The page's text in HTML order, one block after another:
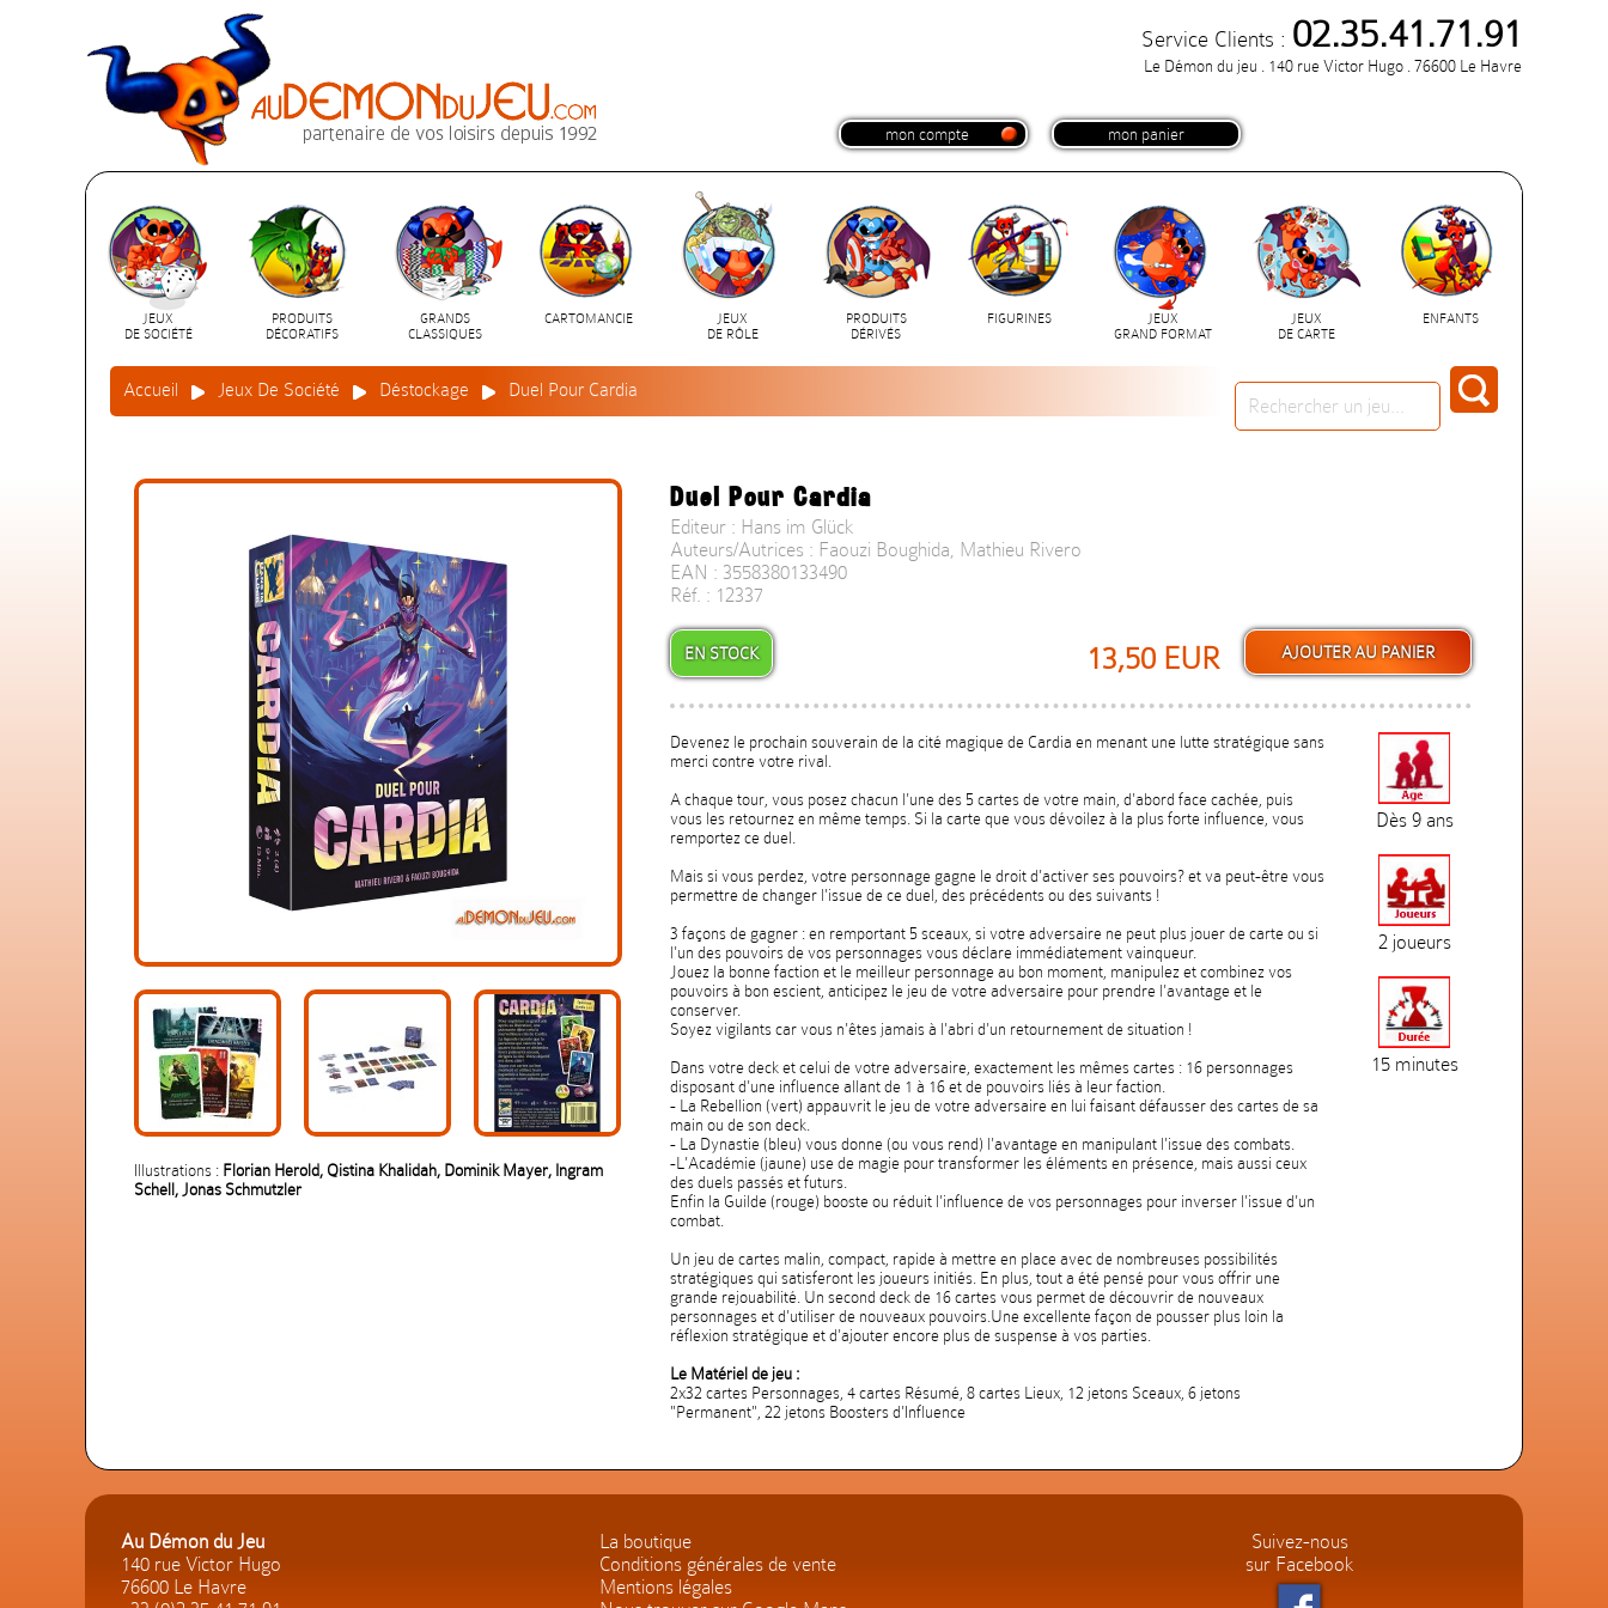
Service Clients : 02.35.41.71.91
Le Démon du jeu . 140 rue Victor Hugo . 76600 Le Havre
mon compte mon panier
JEUX
DE SOCIÉTÉ
PRODUITS
DÉCORATIFS
GRANDS
CLASSIQUES
CARTOMANCIE
JEUX
DE RÔLE
PRODUITS
DÉRIVÉS
FIGURINES
JEUX
GRAND FORMAT
JEUX
DE CARTE
ENFANTS
Accueil Jeux De Société Déstockage Duel Pour Cardia
Illustrations : Florian Herold, Qistina Khalidah, Dominik Mayer, Ingram
Schell, Jonas Schmutzler
Duel Pour Cardia
Editeur : Hans im Glück
Auteurs/Autrices : Faouzi Boughida, Mathieu Rivero
EAN : 3558380133490
Réf. : 12337
EN STOCK 13,50 EUR
Devenez le prochain souverain de la cité magique de Cardia en menant une lutte stratégique sans
merci contre votre rival.
A chaque tour, vous posez chacun l'une des 5 cartes de votre main, d'abord face cachée, puis
vous les retournez en même temps. Si la carte que vous dévoilez à la plus forte influence, vous
remportez ce duel.
Mais si vous perdez, votre personnage gagne le droit d'activer ses pouvoirs? et va peut-être vous
permettre de changer l'issue de ce duel, des précédents ou des suivants !
3 façons de gagner : en remportant 5 sceaux, si votre adversaire ne peut plus jouer de carte ou si
l'un des pouvoirs de vos personnages vous déclare immédiatement vainqueur.
Jouez la bonne faction et le meilleur personnage au bon moment, manipulez et combinez vos
pouvoirs à bon escient, anticipez le jeu de votre adversaire pour prendre l'avantage et le
conserver.
Soyez vigilants car vous n'êtes jamais à l'abri d'un retournement de situation !
Dans votre deck et celui de votre adversaire, exactement les mêmes cartes : 16 personnages
disposant d'une influence allant de 1 à 16 et de pouvoirs liés à leur faction.
- La Rebellion (vert) appauvrit le jeu de votre adversaire en lui faisant défausser des cartes de sa
main ou de son deck.
- La Dynastie (bleu) vous donne (ou vous rend) l'avantage en manipulant l'issue des combats.
-L'Académie (jaune) use de magie pour transformer les éléments en présence, mais aussi ceux
des duels passés et futurs.
Enfin la Guilde (rouge) booste ou réduit l'influence de vos personnages pour inverser l'issue d'un
combat.
Un jeu de cartes malin, compact, rapide à mettre en place avec de nombreuses possibilités
stratégiques qui satisferont les joueurs initiés. En plus, tout a été pensé pour vous offrir une
grande rejouabilité. Un second deck de 16 cartes vous permet de découvrir de nouveaux
personnages et d'utiliser de nouveaux pouvoirs. Une excellente façon de pousser plus loin la
réflexion stratégique et d'ajouter encore plus de suspense à vos parties.
Le Matériel de jeu :
2x32 cartes Personnages, 4 cartes Résumé, 8 cartes Lieux, 12 jetons Sceaux, 6 jetons
"Permanent", 22 jetons Boosters d'Influence
Dès 9 ans
2 joueurs
15 minutes
Au Démon du Jeu
140 rue Victor Hugo
76600 Le Havre
La boutique
Conditions générales de vente
Mentions légales
Suivez-nous
sur Facebook